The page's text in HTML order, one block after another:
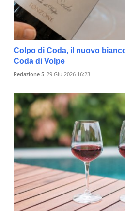
Colpo di Coda, il nuovo
Coda di Volpe
Redazione 5 29 Giu 2026 16:23